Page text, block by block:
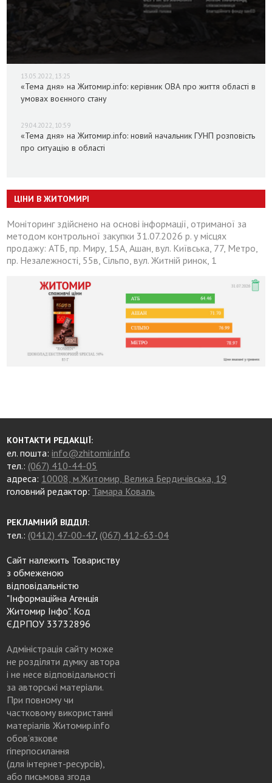
13.05.2022, 13:25
«Тема дня» на Житомир.info: керівник ОВА про життя області в
умовах воєнного стану
29.04.2022, 10:59
«Тема дня» на Житомир.info: новий начальник ГУНП розповість
про ситуацію в області
ЦІНИ В ЖИТОМИРІ
Моніторинг здійснено на основі інформації, отриманої за
методом контрольної закупки 31.07.2026 р. у місцях
продажу: АТБ, пр. Миру, 15А, Ашан, вул. Київська, 77, Метро,
пр. Незалежності, 55в, Сільпо, вул. Житній ринок, 1
КОНТАКТИ РЕДАКЦІЇ:
ел. пошта:info@zhitomir.info
тел.: (067) 410-44-05
адреса: 10008, м.Житомир, Велика Бердичівська, 19
головний редактор: Тамара Коваль
РЕКЛАМНИЙ ВІДДІЛ:
тел.: (0412) 47-00-47, (067) 412-63-04
Сайт належить Товариству
з обмеженою
відповідальністю
"Інформаційна Агенція
Житомир Інфо". Код
ЄДРПОУ 33732896
Адміністрація сайту може
не розділяти думку автора
і не несе відповідальності
за авторські матеріали.
При повному чи
частковому використанні
матеріалів Житомир.info
обов’язкове
гіперпосилання
(для інтернет-ресурсів),
або письмова згода